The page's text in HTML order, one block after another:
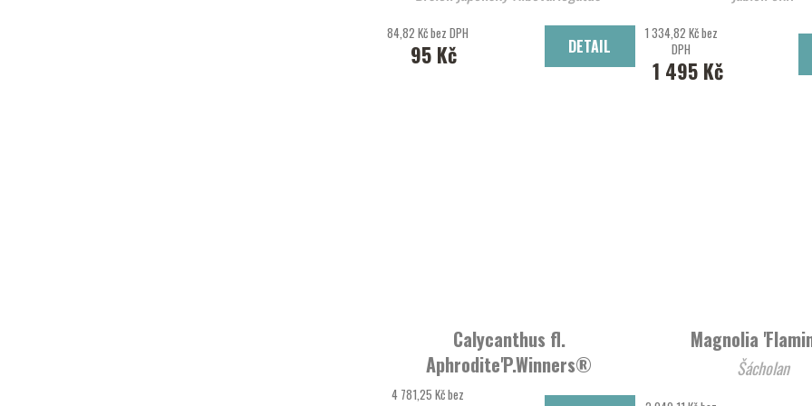
84,82 Kč bez DPH
95 Kč DETAIL
1 334,82 Kč bez
DPH
1 495 Kč
Calycanthus fl.
Aphrodite'P.Winners®
4 781,25 Kč bez
Magnolia
Šácholan